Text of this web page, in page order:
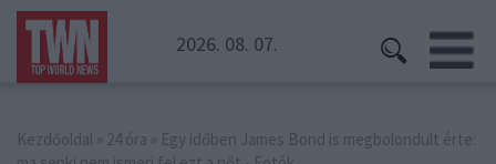
2026. 08. 07.
Kezdőoldal » 24 óra » Egy időben James Bond is megbolondult érte: